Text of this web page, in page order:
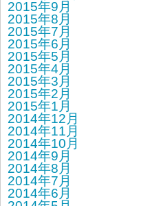
2015年9月
2015年8月
2015年7月
2015年6月
2015年5月
2015年4月
2015年3月
2015年2月
2015年1月
2014年12月
2014年11月
2014年10月
2014年9月
2014年8月
2014年7月
2014年6月